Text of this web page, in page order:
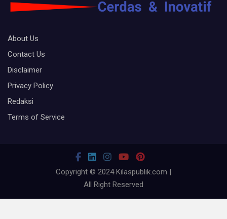
About Us
Contact Us
Disclaimer
Privacy Policy
Redaksi
Terms of Service
Copyright © 2024 Kilaspublik.com |
All Right Reserved